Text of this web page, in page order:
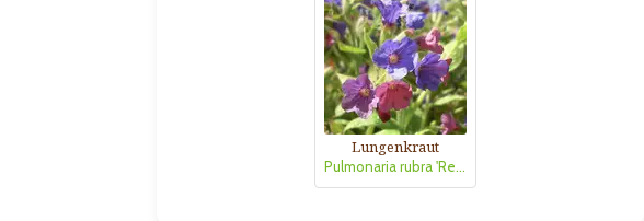
Lungenkraut
Pulmonaria rubra 'Redstart'